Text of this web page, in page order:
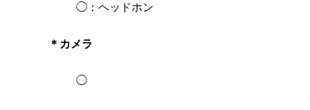
◯：ヘッドホン
＊カメラ
◯